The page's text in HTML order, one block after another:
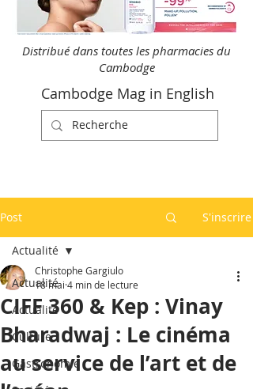
Distribué dans toutes les pharmacies du
Cambodge
Cambodge Mag in English
Post S'inscrire
Actualité
Actualité
Culture
Gastronomie
Actualité
CIFF 360 & Kep : Vinay
Bharadwaj : Le cinéma
au service de l’art et de
Christophe Gargiulo
18 mai 4 min de lecture